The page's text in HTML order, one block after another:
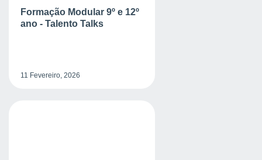
11 Fevereiro, 2026
Formação Modular 9º e 12º
ano - Talento Talks